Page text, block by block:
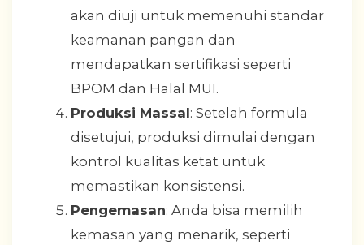
akan diuji untuk memenuhi standar
keamanan pangan dan
mendapatkan sertifikasi seperti
BPOM dan Halal MUI.
Produksi Massal: Setelah formula
disetujui, produksi dimulai dengan
kontrol kualitas ketat untuk
memastikan konsistensi.
Pengemasan: Anda bisa memilih
kemasan yang menarik, seperti